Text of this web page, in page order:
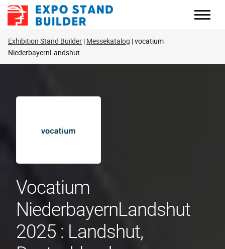
Zum
Inhalt
Exhibition Stand Builder Messekatalog vocatium
NiederbayernLandshut
Vocatium
NiederbayernLandshut
2025 : Landshut,